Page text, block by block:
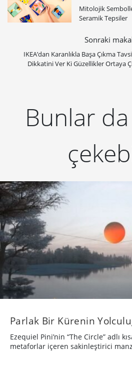
Mitolojik
Seramik Tepsiler
Sonraki
IKEA’dan Karanlıkla Başa Çıkma
Dikkatini Ver Ki Güzellikler Ortaya
Bunlar
Parlak Bir Kürenin
Ezequiel Pini’nin “The Circle” adlı
metaforlar içeren sakinleştirici